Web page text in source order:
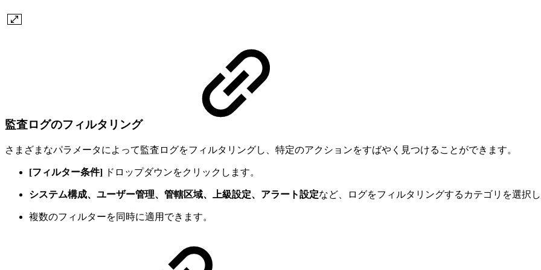
監査ログのフィルタリング
さまざまなパラメータによって監査ログをフィルタリングし、特定のアクションをすばやく見つけることができます。
[フィルター条件] ドロップダウンをクリックします。
システム構成、ユーザー管理、管轄区域、上級設定、アラート設定など、ログをフィルタリングするカテゴリを選択
複数のフィルターを同時に適用できます。